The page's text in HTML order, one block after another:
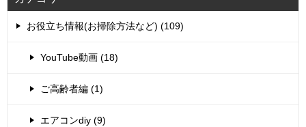
お役立ち情報(お掃除方法など) (109)
YouTube動画 (18)
ご高齢者編 (1)
エアコンdiy (9)